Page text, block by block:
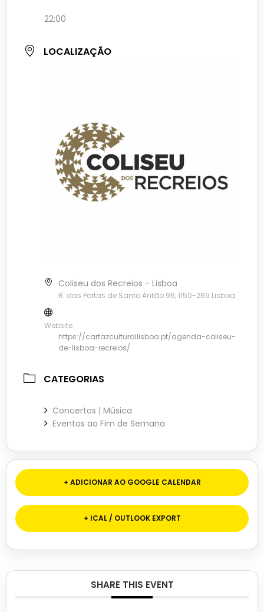
22:00
LOCALIZAÇÃO
Coliseu dos Recreios - Lisboa
R. das Portas de Santo Antão 96, 1150-269 Lisboa
Website
https://cartazculturallisboa.pt/agenda-coliseu-
de-lisboa-recreios/
CATEGORIAS
Concertos | Música
Eventos ao Fim de Semana
+ ADICIONAR AO GOOGLE CALENDAR
+ ICAL / OUTLOOK EXPORT
SHARE THIS EVENT